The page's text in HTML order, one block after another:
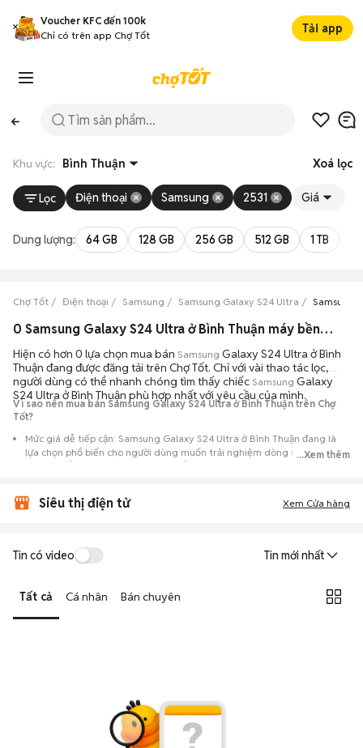
Voucher KFC đến 100k
Chỉ có trên app Chợ Tốt
Tải app
Khu vực: Bình Thuận Xoá lọc
Lọc Điện thoại Samsung 2531 Giá
Dung lượng: 64 GB 128 GB 256 GB 512 GB 1 TB
Chợ Tốt Điện thoại Samsung Samsung Galaxy S24 Ultra Samsung
0 Samsung Galaxy S24 Ultra ở Bình Thuận máy bền đẹp đang bán 08/2026
Hiện có hơn 0 lựa chọn mua bán Samsung Galaxy S24 Ultra ở Bình
Thuận đang được đăng tải trên Chợ Tốt. Chỉ với vài thao tác lọc,
người dùng có thể nhanh chóng tìm thấy chiếc Samsung Galaxy
S24 Ultra ở Bình Thuận phù hợp nhất với yêu cầu của mình.
Vì sao nên mua bán Samsung Galaxy S24 Ultra ở Bình Thuận trên Chợ
Tốt?
Mức giá dễ tiếp cận: Samsung Galaxy S24 Ultra ở Bình Thuận đang là
lựa chọn phổ biến cho người dùng muốn trải nghiệm dòng máy này với
chi phí thấp hơn so với khi mới ra mắt.
Bình Thuận từ nhiều cá nhân muốn lên đời máy, mang đến đa dạng sự
lựa chọn về tình trạng bảo hành, hình thức máy và màu sắc.
đánh giá chính xác hiệu năng thực tế của máy so với mô tả trên
Mua bán linh hoạt: Hai bên có thể chủ động thỏa thuận giá cả và
địa điểm giao nhận, chốt giao dịch nhanh chóng khi đạt được
...Xem thêm
Siêu thị điện tử Xem Cửa hàng
Tin có video Tin mới nhất
Tất cả Cá nhân Bán chuyên